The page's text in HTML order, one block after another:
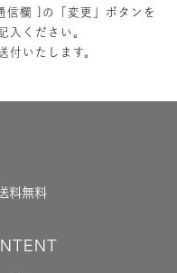
信欄 ]の「変更」ボタンを
入ください。
付いたします。
料無料